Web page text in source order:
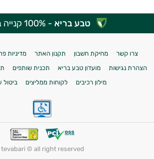
טבע בריא - 100% קנייה בטוחה
צרו קשר מחיקת חשבון תקנון האתר
מדיניות
הצהרת נגישות
מועדון טבע בריא תכנית שותפים
מילון רכיבים
לקוחות ממליצים
tevabari © all right reserved